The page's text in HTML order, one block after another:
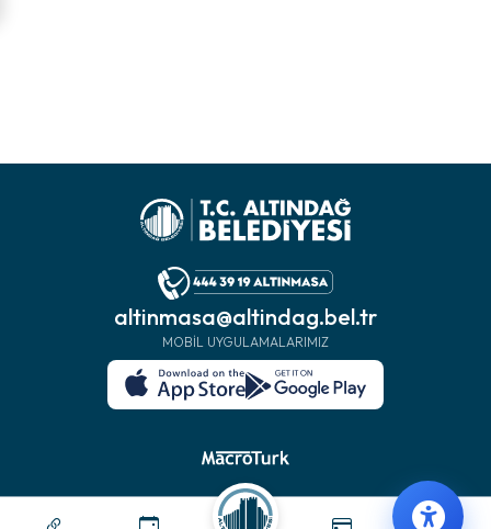
altinmasa@altindag.bel.tr
MOBIL UYGULAMALARIMIZ